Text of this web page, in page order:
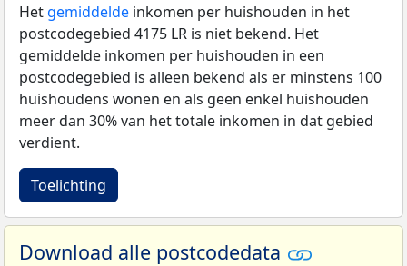
Het gemiddelde inkomen per huishouden in het
postcodegebied 4175 LR is niet bekend. Het
gemiddelde inkomen per huishouden in een
postcodegebied is alleen bekend als er minstens 100
huishoudens wonen en als geen enkel huishouden
meer dan 30% van het totale inkomen in dat gebied
verdient.
Toelichting
Download alle postcodedata